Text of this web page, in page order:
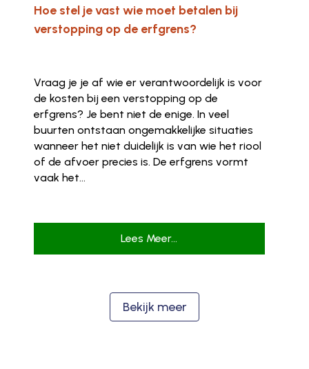
Hoe stel je vast wie moet betalen bij
verstopping op de erfgrens?
Vraag je je af wie er verantwoordelijk is voor
de kosten bij een verstopping op de
erfgrens? Je bent niet de enige. In veel
buurten ontstaan ongemakkelijke situaties
wanneer het niet duidelijk is van wie het riool
of de afvoer precies is. De erfgrens vormt
vaak het...
Lees Meer...
Bekijk meer